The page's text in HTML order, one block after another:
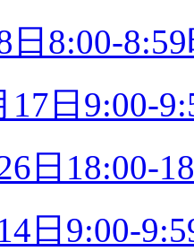
日8:00-
17日9:00-
日18:00-
日9:00-